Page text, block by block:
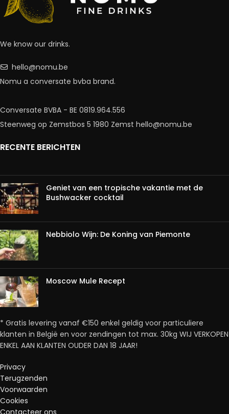
We know our drinks.
hello@nomu.be
Nomu a conversate bvba brand.
Conversate BVBA - BE 0819.964.556
Steenweg op Zemstbos 5 1980 Zemst hello@nomu.be
RECENTE BERICHTEN
Geniet van een tropische vakantie met de
Bushwacker cocktail
Nebbiolo Wijn: De Koning van Piemonte
Moscow Mule Recept
* Gratis levering vanaf €150 enkel geldig voor particuliere
klanten in België en voor zendingen tot max. 30kg WIJ VERKOPEN
ENKEL AAN KLANTEN OUDER DAN 18 JAAR!
Privacy
Terugzenden
Voorwaarden
Cookies
Contacteer ons